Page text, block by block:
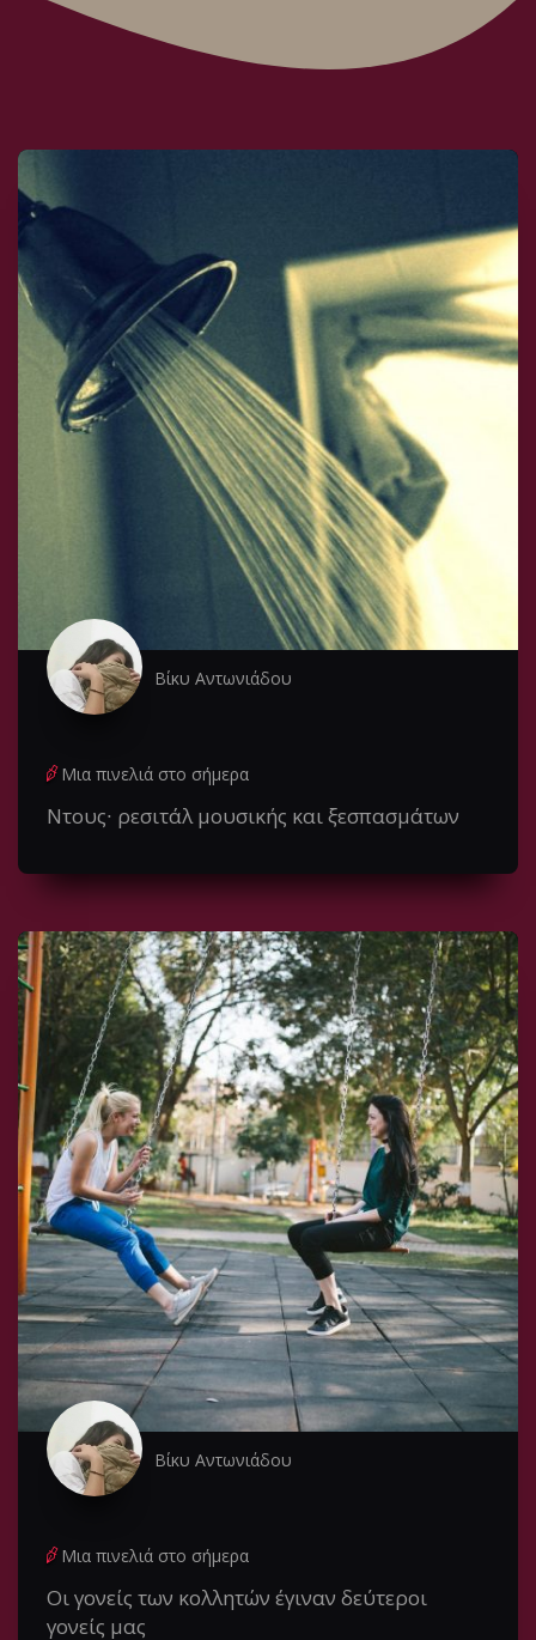
Βίκυ Αντωνιάδου
Μια πινελιά στο σήμερα
Ντους∙ ρεσιτάλ μουσικής και ξεσπασμάτων
Βίκυ Αντωνιάδου
Μια πινελιά στο σήμερα
Οι γονείς των κολλητών έγιναν δεύτεροι
γονείς μας